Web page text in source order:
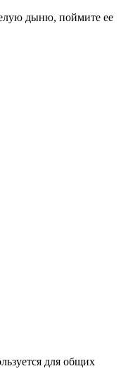
дыню, поймите ее
для общих